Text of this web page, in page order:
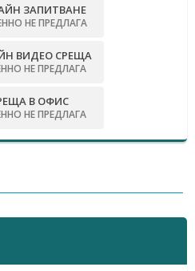
ЗАПИТВАНЕ
НЕ ПРЕДЛАГА
ВИДЕО СРЕЩА
НЕ ПРЕДЛАГА
В ОФИС
НЕ ПРЕДЛАГА